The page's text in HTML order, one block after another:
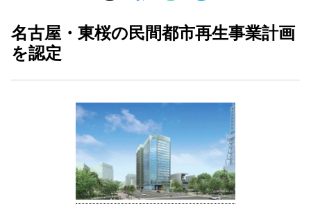
名古屋・東桜の民間都市再生事業計画
を認定